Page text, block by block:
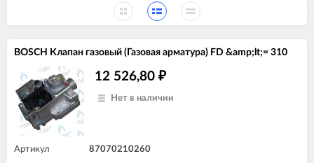
BOSCH Клапан газовый (Газовая арматура) FD &amp;lt;= 310
12 526,80 ₽
Нет в наличии
Артикул 87070210260